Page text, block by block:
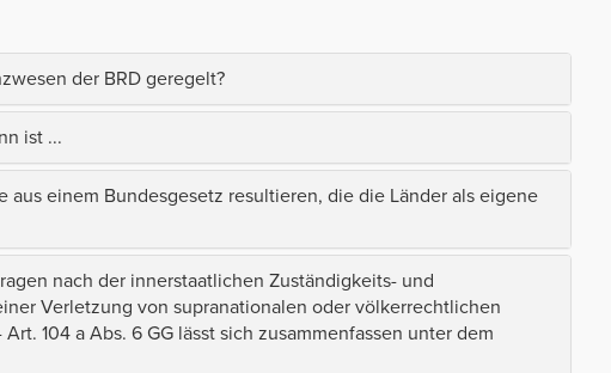
der BRD geregelt?
ist ...
aus einem Bundesgesetz resultieren, die die Länder als eigene
nach der innerstaatlichen Zuständigkeits- und
Verletzung von supranationalen oder völkerrechtlichen
104 a Abs. 6 GG lässt sich zusammenfassen unter dem